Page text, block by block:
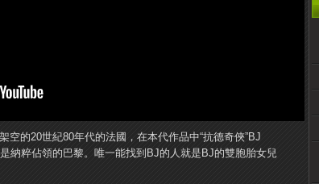
空的20世紀80年代的法國，在本代作品中“抗德奇俠”BJ
納粹佔領的巴黎。唯一能找到BJ的人就是BJ的雙胞胎女兒